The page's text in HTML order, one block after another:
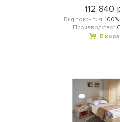
112 840
Вид покрытия:
Производство:
В